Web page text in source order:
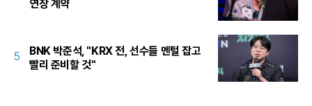
연장 계약
5
BNK 박준석, "KRX 전, 선수들 멘털 잡고
빨리 준비할 것"